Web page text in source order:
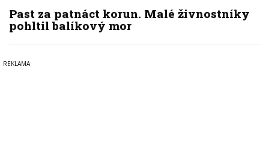
Past za patnáct korun. Malé živnostníky
pohltil balíkový mor